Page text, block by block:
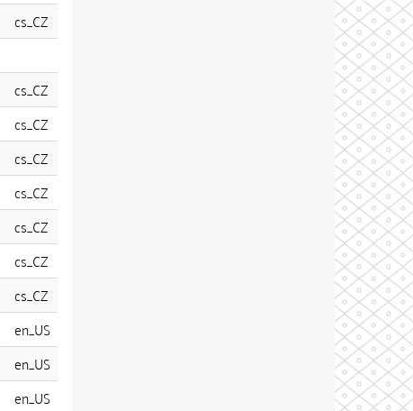
cs_CZ
cs_CZ
cs_CZ
cs_CZ
cs_CZ
cs_CZ
cs_CZ
cs_CZ
en_US
en_US
en_US